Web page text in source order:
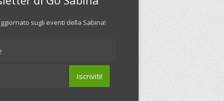
sugli eventi della Sabina!